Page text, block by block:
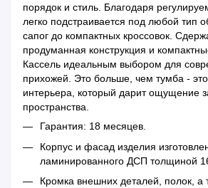
порядок и стиль. Благодаря
легко подстраивается под любой тип
сапог до компактных кроссовок.
продуманная конструкция и
Кассель идеальным выбором для
прихожей. Это больше, чем тумба -
интерьера, который дарит ощущение
пространства.
Гарантия: 18 месяцев.
Корпус и фасад изделия
ламинированного ДСП толщиной
Кромка внешних деталей, полок, а